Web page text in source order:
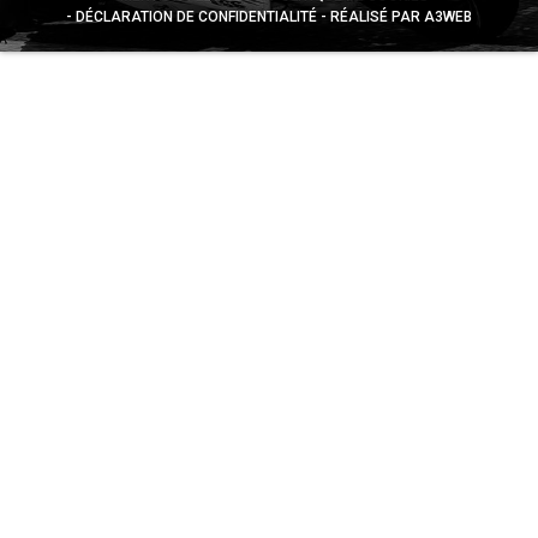
DÉCLARATION DE CONFIDENTIALITÉ
RÉALISÉ PAR A3WEB